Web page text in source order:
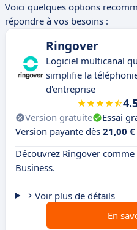
Voici quelques options
répondre à vos besoins :
Ringover
Logiciel multicanal
simplifie la
d'entreprise
Version gratuite Essai
Version payante dès 21,00
Découvrez Ringover
Business.
Voir plus de détails
En